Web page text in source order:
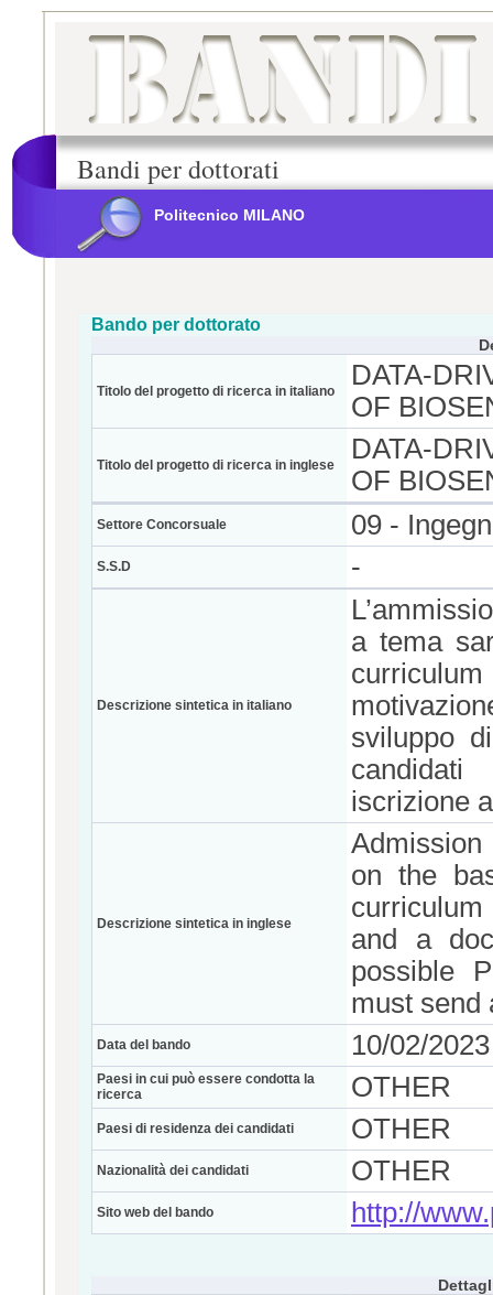
Bandi per dottorati
Politecnico MILANO
Bando per dottorato
Titolo del progetto di ricerca in italiano
DATA-
OF
Titolo del progetto di ricerca in inglese
DATA-
OF
Settore Concorsuale 09 -
S.S.D -
Descrizione sintetica in italiano
a tema
sviluppo
iscrizione
Descrizione sintetica in inglese
on the
and a
possible
must send
Data del bando 10/02/2023
Paesi in cui può essere condotta la
ricerca
OTHER
Paesi di residenza dei candidati OTHER
Nazionalità dei candidati OTHER
Sito web del bando http://